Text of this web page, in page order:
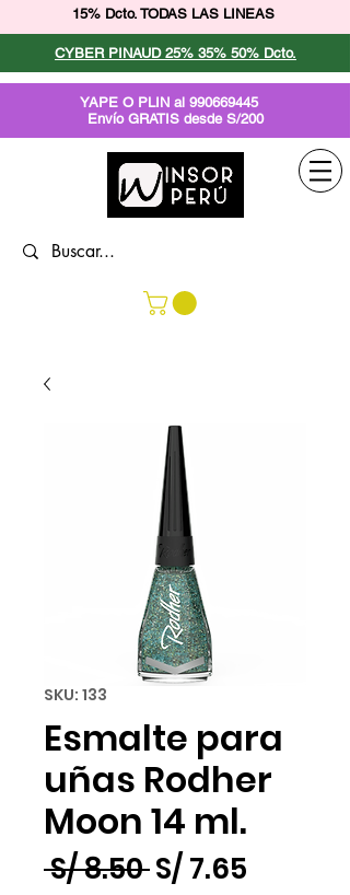
15% Dcto. TODAS LAS LINEAS
CYBER PINAUD 25% 35% 50% Dcto.
YAPE O PLIN al 990669445
Envío GRATIS desde S/200
SKU: 133
Esmalte para
uñas Rodher
Moon 14 ml.
S/ 8.50 Precio
S/ 7.65